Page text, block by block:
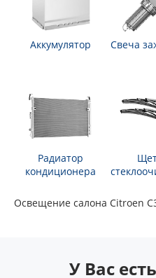
Аккумулятор Свеча
Радиатор
кондиционера
Освещение салона Citroen
У Вас